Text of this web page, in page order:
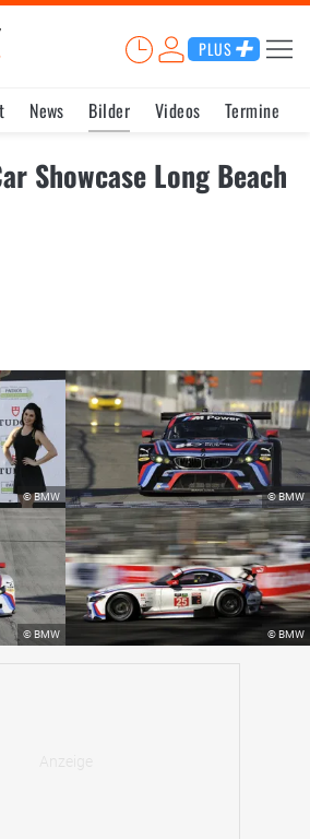
PLUS
News Bilder Videos Termine
Showcase Long Beach